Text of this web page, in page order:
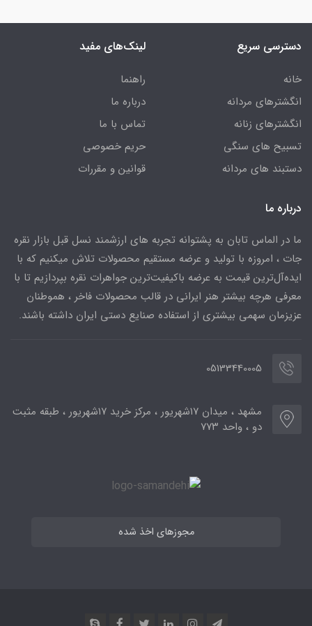
دسترسی سریع
خانه
انگشترهای مردانه
انگشترهای زنانه
تسبیح های سنگی
دستبند های مردانه
لینک‌های مفید
راهنما
درباره ما
تماس با ما
حریم خصوصی
قوانین و مقررات
درباره ما
ما در الماس تابان به پشتوانه تجربه های ارزشمند نسل قبل بازار نقره
جات ، امروزه با تولید و عرضه مستقیم محصولات تلاش میکنیم که با
ایده‌آل‌ترین قیمت به عرضه باکیفیت‌ترین جواهرات نقره بپردازیم تا با
معرفی هرچه بیشتر هنر ایرانی در قالب محصولات فاخر ، هموطنان
عزیزمان سهمی بیشتری از استفاده صنایع دستی ایران داشته باشند.
05133440005
مشهد ، میدان ۱۷شهریور ، مرکز خرید ۱۷شهریور ، طبقه مثبت
دو ، واحد ۷۷۳
مجوزهای اخذ شده